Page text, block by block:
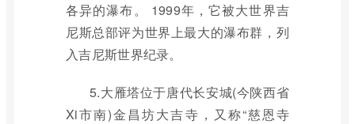
各异的瀑布。 1999年，它被大世界吉
尼斯总部评为世界上最大的瀑布群，列
入吉尼斯世界纪录。
5.大雁塔位于唐代长安城(今陕西省
Xi市南)金昌坊大吉寺，又称“慈恩寺